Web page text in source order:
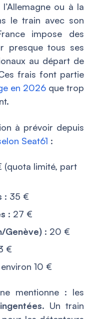
ou à la
le train avec son
impose des
presque tous ses
au départ de
frais font partie
en 2026 que trop
à prévoir depuis
Seat61 :
(quota limité, part
: 35 €
: 27 €
Genève) : 20 €
€
10 €
mentionne : les
. Un train